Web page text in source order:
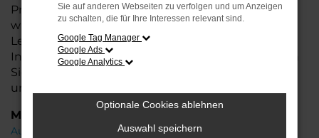
Profitieren Sie von unseren zusätzlichenServices
wie attraktiven Finanzierungsmöglichkeiten,
Leasingangeboten und der bequemen
Inzahlungnahme Ihres alten Fahrzeugs. Besuchen
Sie uns und überzeugen Sie sich von der Qualität
und dem Service, den wir Ihnen bieten!
Marken
Audi
Sie auf anderen Webseiten zu verfolgen und um Anzeigen
zu schalten, die für Ihre Interessen relevant sind.
Google Tag Manager
Google Ads
Google Analytics
Optionale Cookies ablehnen
Auswahl speichern